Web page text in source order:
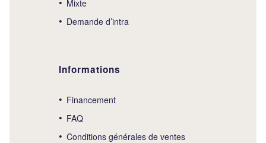
Mixte
Demande d’intra
Informations
Financement
FAQ
Conditions générales de ventes